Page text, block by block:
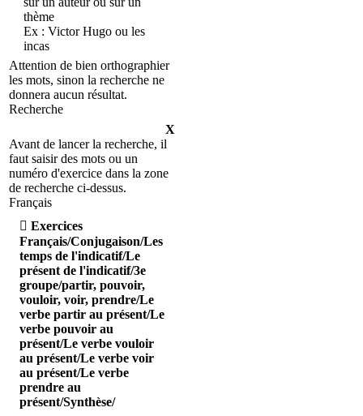
thème
Ex : Victor Hugo ou les
incas
Attention de bien orthographier
les mots, sinon la recherche ne
donnera aucun résultat.
Recherche
X
Avant de lancer la recherche, il
faut saisir des mots ou un
numéro d'exercice dans la zone
de recherche ci-dessus.
Français
 Exercices
Français/Conjugaison/Les
temps de l'indicatif/Le
présent de l'indicatif/3e
groupe/partir, pouvoir,
vouloir, voir, prendre/Le
verbe partir au présent/Le
verbe pouvoir au
présent/Le verbe vouloir
au présent/Le verbe voir
au présent/Le verbe
prendre au
présent/Synthèse/